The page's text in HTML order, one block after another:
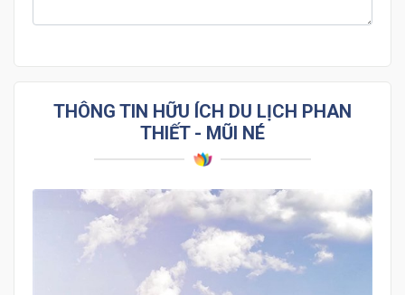
THÔNG TIN HỮU ÍCH DU LỊCH PHAN
THIẾT - MŨI NÉ